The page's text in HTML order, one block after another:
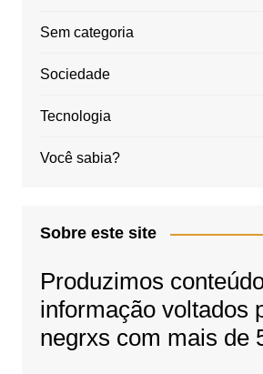
Sem categoria
Sociedade
Tecnologia
Você sabia?
Sobre este site
Produzimos
informação voltados
negrxs com mais de